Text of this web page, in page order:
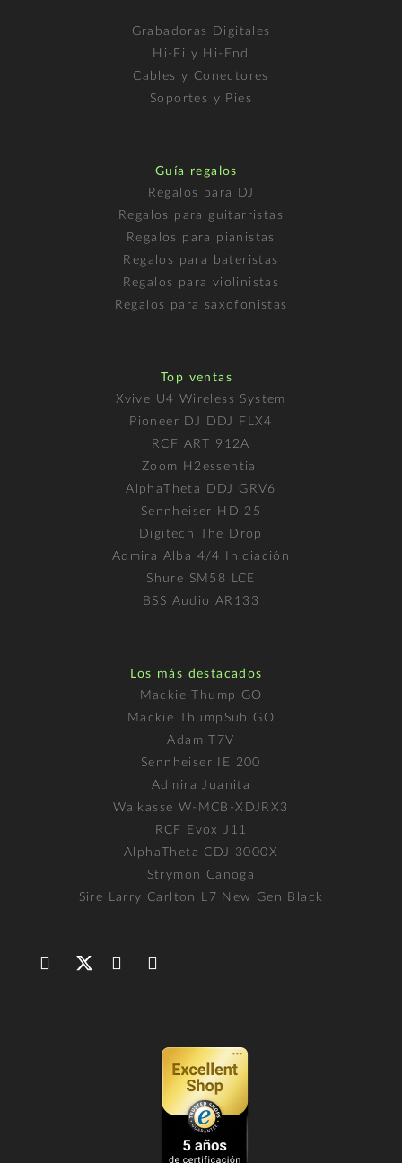
Grabadoras Digitales
Hi-Fi y Hi-End
Cables y Conectores
Soportes y Pies
Guía regalos
Regalos para DJ
Regalos para guitarristas
Regalos para pianistas
Regalos para bateristas
Regalos para violinistas
Regalos para saxofonistas
Top ventas
Xvive U4 Wireless System
Pioneer DJ DDJ FLX4
RCF ART 912A
Zoom H2essential
AlphaTheta DDJ GRV6
Sennheiser HD 25
Digitech The Drop
Admira Alba 4/4 Iniciación
Shure SM58 LCE
BSS Audio AR133
Los más destacados
Mackie Thump GO
Mackie ThumpSub GO
Adam T7V
Sennheiser IE 200
Admira Juanita
Walkasse W-MCB-XDJRX3
RCF Evox J11
AlphaTheta CDJ 3000X
Strymon Canoga
Sire Larry Carlton L7 New Gen Black